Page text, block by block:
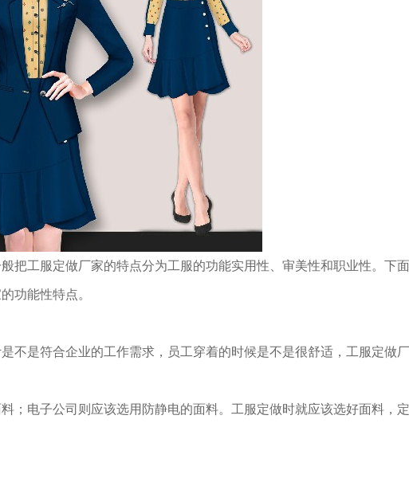
2
把工服定做厂家的特点分为工服的功能实用性、审美性和职业性。下
功能性特点。
不是符合企业的工作需求，员工穿着的时候是不是很舒适，工服定做
；电子公司则应该选用防静电的面料。工服定做时就应该选好面料，